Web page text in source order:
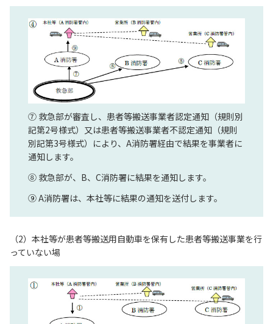
⑦ 救急部が審査し、患者等搬送事業者認定通知（規則別
記第2号様式）又は患者等搬送事業者不認定通知（規則
別記第3号様式）により、A消防署経由で結果を事業者に
通知します。
⑧ 救急部が、B、C消防署に結果を通知します。
⑨ A消防署は、本社等に結果の通知を送付します。
（2）本社等が患者等搬送用自動車を保有した患者等搬送事業を行
っていない場